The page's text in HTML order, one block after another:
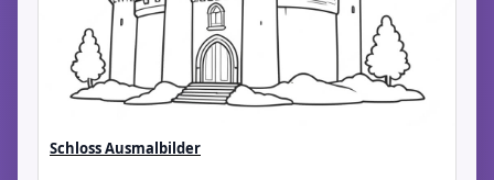
Schloss Ausmalbilder